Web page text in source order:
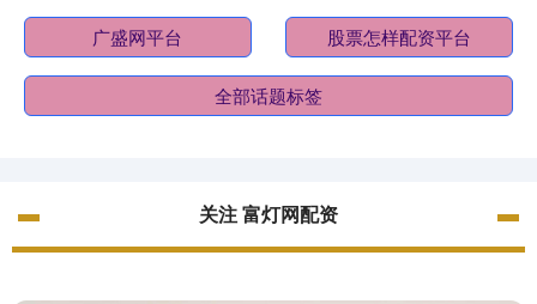
广盛网平台 股票怎样配资平台
全部话题标签
关注 富灯网配资